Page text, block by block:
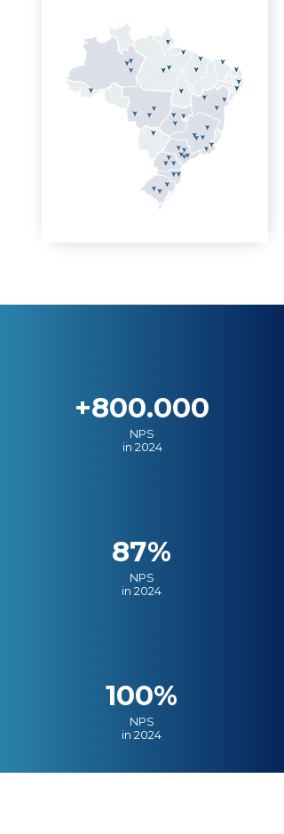
+800.000
NPS
in 2024
87%
NPS
in 2024
100%
NPS
in 2024